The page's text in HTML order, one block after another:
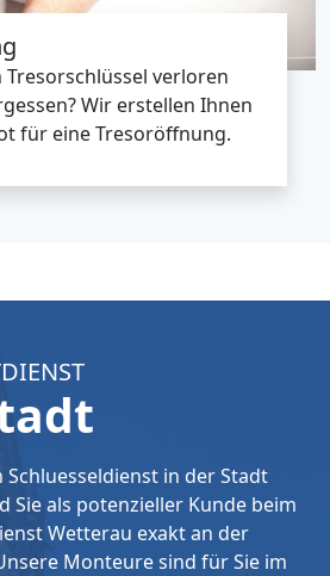
Tresorschlüssel verloren
Wir erstellen Ihnen
für eine Tresoröffnung.
Schluesseldienst in der Stadt
Sie als potenzieller Kunde beim
Wetterau exakt an der
Monteure sind für Sie im